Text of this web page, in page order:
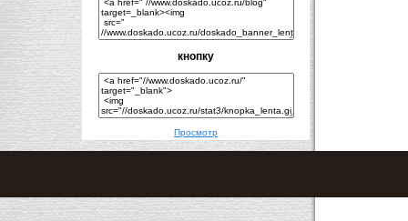
кнопку
Просмотр